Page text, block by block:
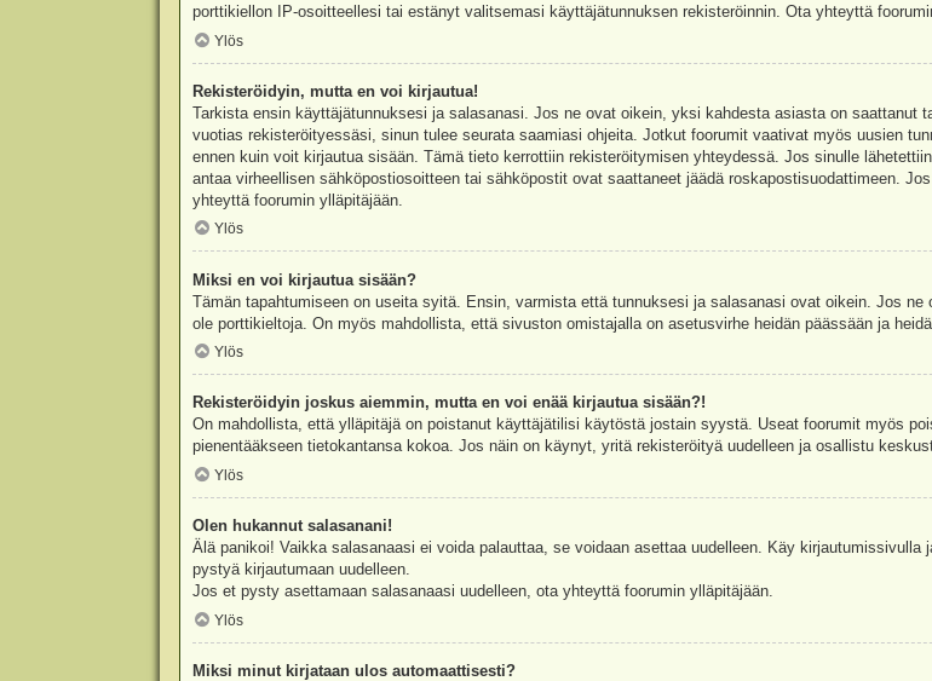
porttikiellon IP-osoitteellesi tai estänyt valitsemasi käyttäjätunnuksen rekisteröinnin. Ota yhteyttä
Ylös
Rekisteröidyin, mutta en voi kirjautua!
Tarkista ensin käyttäjätunnuksesi ja salasanasi. Jos ne ovat oikein, yksi kahdesta asiasta on saattanut
vuotias rekisteröityessäsi, sinun tulee seurata saamiasi ohjeita. Jotkut foorumit vaativat myös uusien
ennen kuin voit kirjautua sisään. Tämä tieto kerrottiin rekisteröitymisen yhteydessä. Jos sinulle
antaa virheellisen sähköpostiosoitteen tai sähköpostit ovat saattaneet jäädä roskapostisuodattimeen.
yhteyttä foorumin ylläpitäjään.
Ylös
Miksi en voi kirjautua sisään?
Tämän tapahtumiseen on useita syitä. Ensin, varmista että tunnuksesi ja salasanasi ovat oikein. Jos
ole porttikieltoja. On myös mahdollista, että sivuston omistajalla on asetusvirhe heidän päässään ja
Ylös
Rekisteröidyin joskus aiemmin, mutta en voi enää kirjautua sisään?!
On mahdollista, että ylläpitäjä on poistanut käyttäjätilisi käytöstä jostain syystä. Useat foorumit myös
pienentääkseen tietokantansa kokoa. Jos näin on käynyt, yritä rekisteröityä uudelleen ja osallistu
Ylös
Olen hukannut salasanani!
Älä panikoi! Vaikka salasanaasi ei voida palauttaa, se voidaan asettaa uudelleen. Käy kirjautumissivulla
pystyä kirjautumaan uudelleen.
Jos et pysty asettamaan salasanaasi uudelleen, ota yhteyttä foorumin ylläpitäjään.
Ylös
Miksi minut kirjataan ulos automaattisesti?